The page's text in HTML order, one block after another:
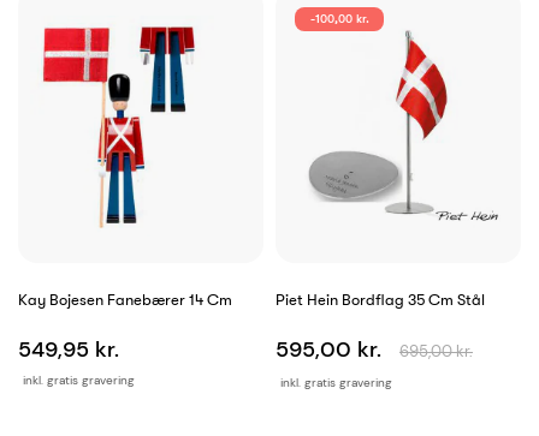
Kay Bojesen Fanebærer 14 Cm
inkl. gratis gravering
549,95 kr.
Piet Hein Bordflag 35 Cm Stål
inkl. gratis gravering
595,00 kr. 695,00 kr.
-100,00 kr.